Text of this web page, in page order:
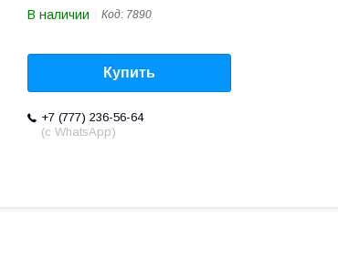
В наличии Код: 7890
Купить
+7 (777) 236-56-64
(с WhatsApp)